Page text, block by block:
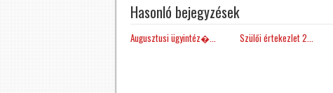
Hasonló bejegyzések
Augusztusi ügyintéz�... Szülői értekezlet 2...